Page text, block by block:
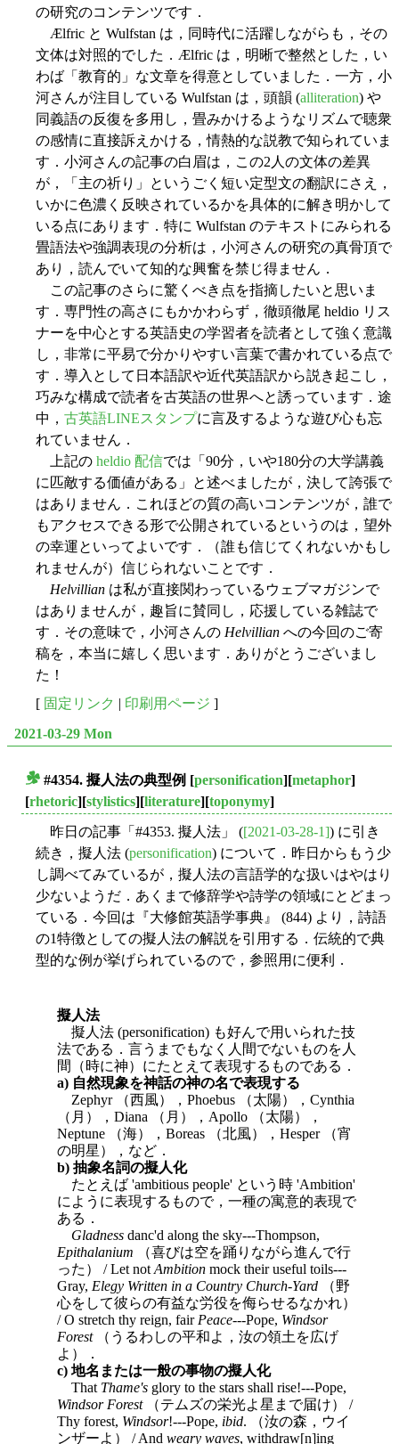
の研究のコンテンツです．
Ælfric と Wulfstan は，同時代に活躍しながらも，その
文体は対照的でした．Ælfric は，明晰で整然とした，い
わば「教育的」な文章を得意としていました．一方，小
河さんが注目している Wulfstan は，頭韻 (alliteration) や
同義語の反復を多用し，畳みかけるようなリズムで聴衆
の感情に直接訴えかける，情熱的な説教で知られていま
す．小河さんの記事の白眉は，この2人の文体の差異
が，「主の祈り」というごく短い定型文の翻訳にさえ，
いかに色濃く反映されているかを具体的に解き明かして
いる点にあります．特に Wulfstan のテキストにみられる
畳語法や強調表現の分析は，小河さんの研究の真骨頂で
あり，読んでいて知的な興奮を禁じ得ません．
この記事のさらに驚くべき点を指摘したいと思いま
す．専門性の高さにもかかわらず，徹頭徹尾 heldio リス
ナーを中心とする英語史の学習者を読者として強く意識
し，非常に平易で分かりやすい言葉で書かれている点で
す．導入として日本語訳や近代英語訳から説き起こし，
巧みな構成で読者を古英語の世界へと誘っています．途
中， 古英語LINEスタンプに言及するような遊び心も忘
れていません．
上記の heldio 配信では「90分，いや180分の大学講義
に匹敵する価値がある」と述べましたが，決して誇張で
はありません．これほどの質の高いコンテンツが，誰で
もアクセスできる形で公開されているというのは，望外
の幸運といってよいです．（誰も信じてくれないかもし
れませんが）信じられないことです．
Helvillian は私が直接関わっているウェブマガジンで
はありませんが，趣旨に賛同し，応援している雑誌で
す．その意味で，小河さんの Helvillian への今回のご寄
稿を，本当に嬉しく思います．ありがとうございまし
た！
[ 固定リンク | 印刷用ページ ]
2021-03-29 Mon
#4354. 擬人法の典型例 [personification][metaphor]
[rhetoric][stylistics][literature][toponymy]
昨日の記事「#4353. 擬人法」 ([2021-03-28-1]) に引き
続き，擬人法 (personification) について．昨日からもう少
し調べてみているが，擬人法の言語学的な扱いはやはり
少ないようだ．あくまで修辞学や詩学の領域にとどまっ
ている．今回は『大修館英語学事典』 (844) より，詩語
の1特徴としての擬人法の解説を引用する．伝統的で典
型的な例が挙げられているので，参照用に便利．
擬人法
擬人法 (personification) も好んで用いられた技
法である．言うまでもなく人間でないものを人
間（時に神）にたとえて表現するものである．
a) 自然現象を神話の神の名で表現する
Zephyr （西風），Phoebus （太陽），Cynthia
（月），Diana （月），Apollo （太陽），
Neptune （海），Boreas （北風），Hesper （宵
の明星），など．
b) 抽象名詞の擬人化
たとえば 'ambitious people' という時 'Ambition'
にように表現するもので，一種の寓意的表現で
ある．
Gladness danc'd along the sky---Thompson,
Epithalanium （喜びは空を踊りながら進んで行
った） / Let notAmbition mock their useful toils---
Gray, Elegy Written in a Country Church-Yard （野
心をして彼らの有益な労役を侮らせるなかれ）
/ O stretch thy reign, fairPeace---Pope, Windsor
Forest（うるわしの平和よ，汝の領土を広げ
よ）．
c) 地名または一般の事物の擬人化
That Thame's glory to the stars shall rise!---Pope,
Windsor Forest（テムズの栄光よ星まで届け） /
Thy forest, Windsor!---Pope, ibid. （汝の森，ウイ
ンザーよ） / And weary waves, withdraw[n]ing